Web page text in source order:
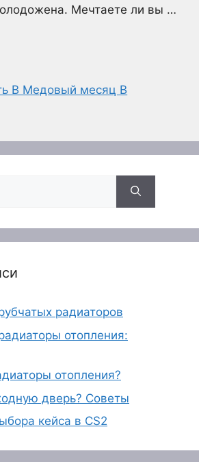
Мечтаете ли вы …
В Медовый месяц В
радиаторов
отопления:
отопления?
дверь? Советы
кейса в CS2